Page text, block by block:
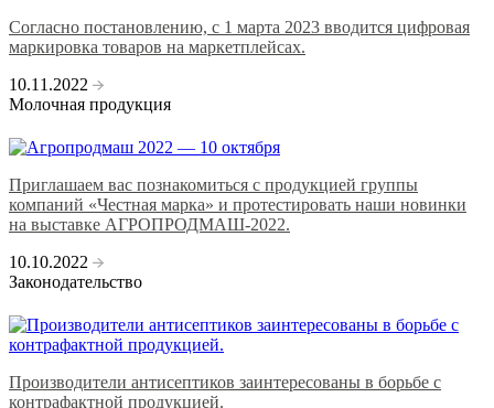
Согласно постановлению, с 1 марта 2023 вводится цифровая
маркировка товаров на маркетплейсах.
10.11.2022
Молочная продукция
Приглашаем вас познакомиться с продукцией группы
компаний «Честная марка» и протестировать наши новинки
на выставке АГРОПРОДМАШ-2022.
10.10.2022
Законодательство
Производители антисептиков заинтересованы в борьбе с
контрафактной продукцией.